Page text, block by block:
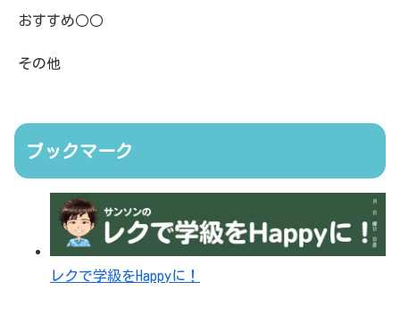
おすすめ○○
その他
ブックマーク
レクで学級をHappyに！